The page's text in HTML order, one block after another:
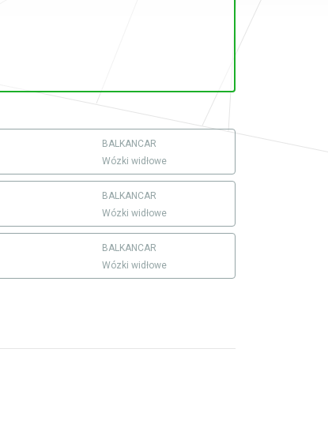
BALKANCAR
Wózki widłowe
BALKANCAR
Wózki widłowe
BALKANCAR
Wózki widłowe